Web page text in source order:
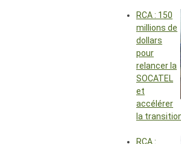
RCA : 150
millions de
dollars
pour
relancer la
SOCATEL
et
accélérer
la
RCA :